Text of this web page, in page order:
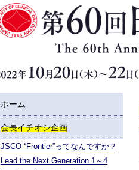
ホーム
会長イチオシ企画
JSCO “Frontier”ってなんですか？
Lead the Next Generation 1～4